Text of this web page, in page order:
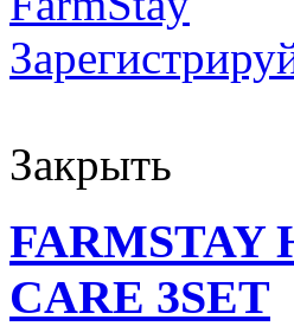
Закрыть
FARMSTAY
CARE 3SET